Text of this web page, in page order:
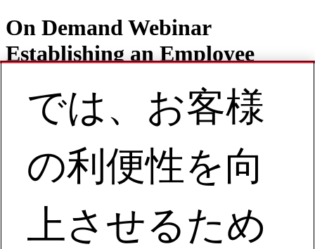
On Demand Webinar
Establishing an Employee
Driven Safety Process that
Delivers Results Performance
My Account
View Webinar on Demand
では、お客様
の利便性を向
上させるため